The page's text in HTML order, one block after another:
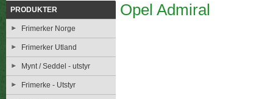
PRODUKTER
Frimerker Norge
Frimerker Utland
Mynt / Seddel - utstyr
Frimerke - Utstyr
Opel Admiral